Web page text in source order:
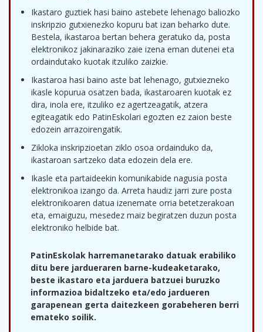
Ikastaro guztiek hasi baino astebete lehenago baliozko
inskripzio gutxienezko kopuru bat izan beharko dute.
Bestela, ikastaroa bertan behera geratuko da, posta
elektronikoz jakinaraziko zaie izena eman dutenei eta
ordaindutako kuotak itzuliko zaizkie.
Ikastaroa hasi baino aste bat lehenago, gutxiezneko
ikasle kopurua osatzen bada, ikastaroaren kuotak ez
dira, inola ere, itzuliko ez agertzeagatik, atzera
egiteagatik edo PatinEskolari egozten ez zaion beste
edozein arrazoirengatik.
Zikloka inskripzioetan ziklo osoa ordainduko da,
ikastaroan sartzeko data edozein dela ere.
Ikasle eta partaideekin komunikabide nagusia posta
elektronikoa izango da. Arreta haudiz jarri zure posta
elektronikoaren datua izenemate orria betetzerakoan
eta, emaiguzu, mesedez maiz begiratzen duzun posta
elektroniko helbide bat.
PatinEskolak harremanetarako datuak erabiliko
ditu bere jardueraren barne-kudeaketarako,
beste ikastaro eta jarduera batzuei buruzko
informazioa bidaltzeko eta/edo jardueren
garapenean gerta daitezkeen gorabeheren berri
emateko soilik.